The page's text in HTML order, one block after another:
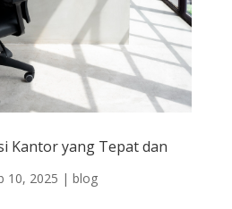
Kantor yang Tepat dan
10, 2025 | blog